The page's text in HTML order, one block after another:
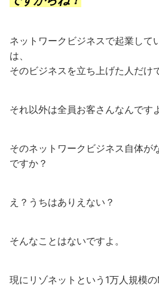
ネットワークビジネスで起業して
は、
そのビジネスを立ち上げた人だけ
それ以外は全員お客さんなんです
そのネットワークビジネス自体が
ですか？
え？うちはありえない？
そんなことはないですよ。
現にリゾネットという1万人規模